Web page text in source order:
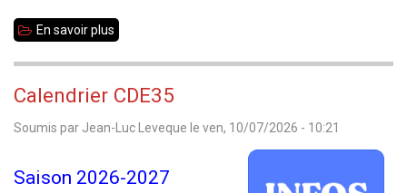
En savoir plus
clubs,
saison
2027
Calendrier CDE35
Soumis par Jean-Luc Leveque le ven, 10/07/2026 - 10:21
Saison 2026-2027